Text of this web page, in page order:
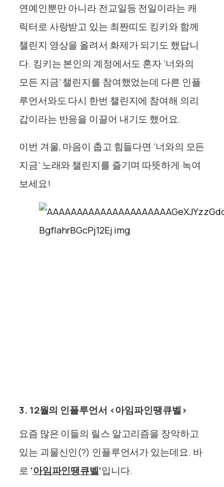
연예인뿐만 아니라 전교일등 전일이라는 캐
릭터로 사랑받고 있는 최짠띠도 킹키와 함께
챌린지 영상을 올려서 화제가 되기도 했답니
다. 킹키는 본인의 계정에서도 혼자 ‘너와의
모든 지금’ 챌린지를 참여했었는데 다른 인플
루언서와도 다시 한번 챌린지에 참여해 의리
갑이라는 반응을 이끌어 내기도 했어요.
이번 겨울, 마음이 춥고 힘들다면 ‘너와의 모든
지금’ 노래와 챌린지를 즐기며 따뜻하게 녹여
보세요!
3. 12월의 인플루언서 <아임파인땡큐벨>
요즘 많은 이들의 릴스 알고리즘을 장악하고
있는 괴물신인(?) 인플루언서가 있는데요. 바
로 ‘아임파인땡큐벨‘입니다.